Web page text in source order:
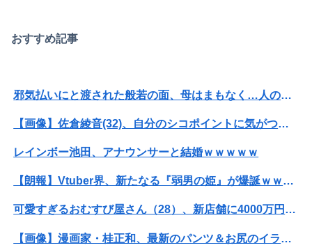
おすすめ記事
邪気払いにと渡された般若の面、母はまもなく…人の恨み傑作7選
【画像】佐倉綾音(32)、自分のシコポイントに気がつくwwwwwww
レインボー池田、アナウンサーと結婚ｗｗｗｗｗ
【朗報】Vtuber界、新たなる『弱男の姫』が爆誕ｗｗｗｗｗｗｗｗｗｗｗ
可愛すぎるおむすび屋さん（28）、新店舗に4000万円クラファンした成功した結果弱男集団から叩かれてしまうｗｗｗｗ
【画像】漫画家・桂正和、最新のパンツ＆お尻のイラスト投稿にネット衝撃「この質感の出し方」「実写かと思いました」